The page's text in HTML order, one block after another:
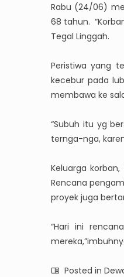
Rabu (24/06)
68 tahun.
Tegal Linggah.
Peristiwa yang
kecebur pada
membawa ke
“Subuh itu yg
ternga-nga,
Keluarga
Rencana
proyek juga
“Hari ini
Posted in